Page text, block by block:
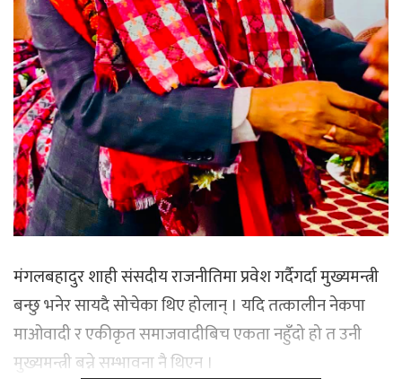
मंगलबहादुर शाही संसदीय राजनीतिमा प्रवेश गर्दैगर्दा मुख्यमन्त्री
बन्छु भनेर सायदै सोचेका थिए होलान् । यदि तत्कालीन नेकपा
माओवादी र एकीकृत समाजवादीबिच एकता नहुँदो हो त उनी
मुख्यमन्त्री बन्ने सम्भावना नै थिएन ।